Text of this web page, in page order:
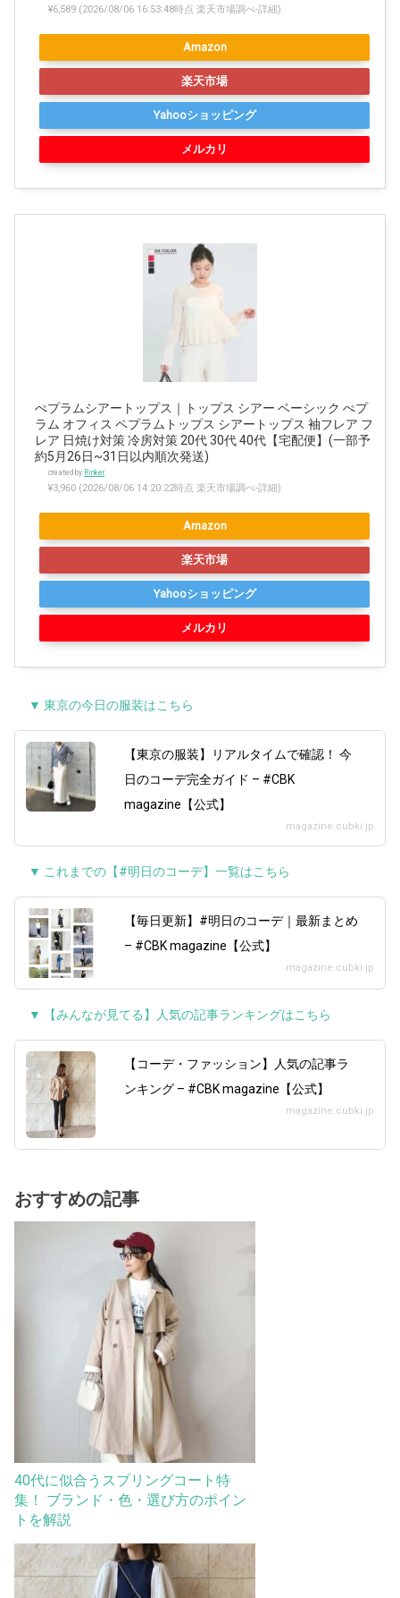
¥6,589 (2026/08/06 16:53:48時点 楽天市場調べ-詳細)
Amazon
楽天市場
Yahooショッピング
メルカリ
ぺプラムシアートップス｜トップス シアー ベーシック ぺプ
ラム オフィス ペプラムトップス シアートップス 袖フレア フ
レア 日焼け対策 冷房対策 20代 30代 40代【宅配便】(一部予
約5月26日~31日以内順次発送)
created by Rinker
¥3,960 (2026/08/06 14:20:22時点 楽天市場調べ-詳細)
Amazon
楽天市場
Yahooショッピング
メルカリ
▼ 東京の今日の服装はこちら
【東京の服装】リアルタイムで確認！ 今
日のコーデ完全ガイド – #CBK
magazine【公式】
magazine.cubki.jp
▼ これまでの【#明日のコーデ】一覧はこちら
【毎日更新】#明日のコーデ｜最新まとめ
– #CBK magazine【公式】
magazine.cubki.jp
▼ 【みんなが見てる】人気の記事ランキングはこちら
【コーデ・ファッション】人気の記事ラ
ンキング – #CBK magazine【公式】
magazine.cubki.jp
おすすめの記事
40代に似合うスプリングコート特
集！ ブランド・色・選び方のポイン
トを解説